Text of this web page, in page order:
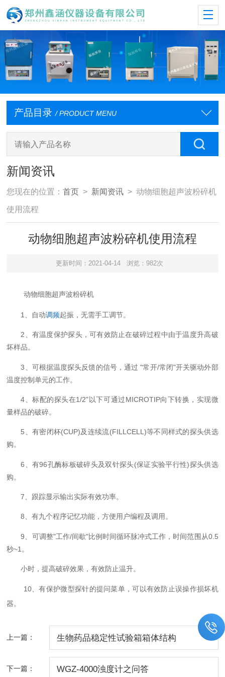
产品目录 / PRODUCT MENU
新闻资讯
您现在的位置：首页 > 新闻资讯 > 动物细胞超声波粉碎机
使用流程
动物细胞超声波粉碎机使用流程
更新时间：2021-04-14 浏览：982次
动物细胞超声波粉碎机
1 、自动调频起振，无需手工调节。
2 、有温度保护探头，可有效防止在破碎过程中由于温度升高破
坏样品。
3 、可根据温度探头反馈的信号，通过"常开/常闭"开关驱动外部
温度控制单元的工作。
4、标配的探头在1/2" 以下可通过 MICROTIP向下转换，实现微
量样品的破碎。
5 、有密闭杯(CUP)及连续流(FILLCELL)等不同样式的探头供选
购。
6 、有96孔酶标板破碎头及双针探头(保证实验平行性)探头供选
购。
7、跟踪显示输出实际有效功率。
8、有九个程序记忆功能，方便用户编程及调用。
9 、可调整"工作/间歇"比例时间循环脉冲式工作，时间范围从0.5
秒~1 。
小时，提高破碎效果，有效防止温升。
10、有保护微型探针的提问菜单，可以有效防止误操作损坏机
器。
上一篇： 生物药品稳定性试验箱箱体结构
下一篇： WGZ-4000浊度计之问答